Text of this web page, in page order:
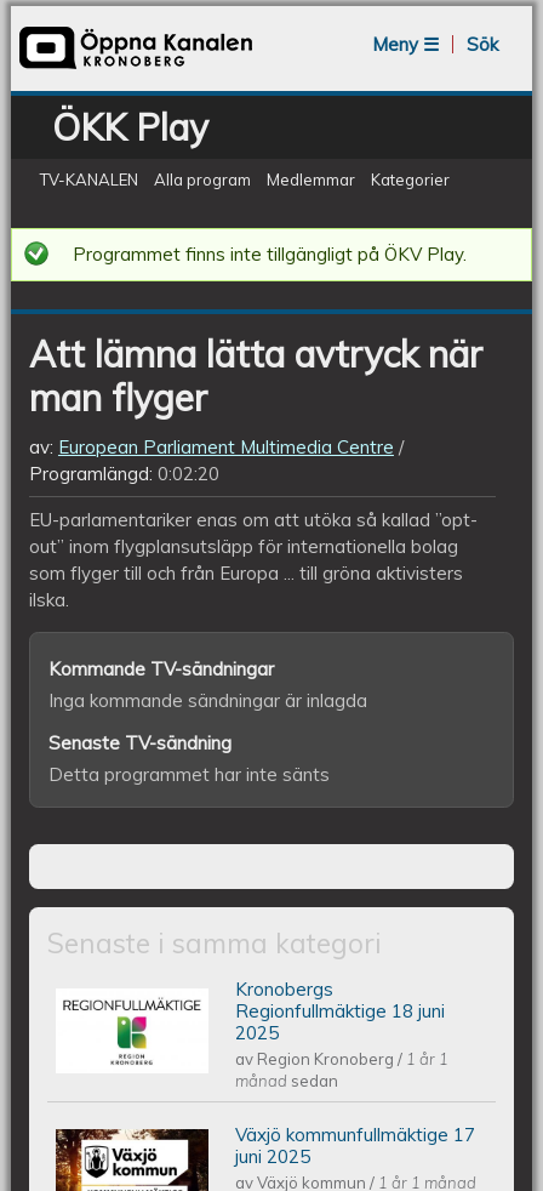
Meny ☰
Sök
ÖKK Play
TV-KANALEN Alla program Medlemmar Kategorier
Att
lämna
lätta
avtryck
när
man
flyger
Programmet finns inte tillgängligt på ÖKV Play.
Att lämna lätta avtryck när
man flyger
av: European Parliament Multimedia Centre
Programlängd: 0:02:20
EU-parlamentariker enas om att utöka så kallad ”opt-
out” inom flygplansutsläpp för internationella bolag
som flyger till och från Europa ... till gröna aktivisters
ilska.
Kommande TV-sändningar
Inga kommande sändningar är inlagda
Senaste TV-sändning
Detta programmet har inte sänts
Senaste i samma kategori
Kronobergs regionfullmäktige 18 juni
2025
Kronobergs
Regionfullmäktige 18 juni
2025
av Region Kronoberg/ 1 år 1
månad sedan
Växjös kommunfullmäktige 17 juni
Växjö kommunfullmäktige 17
juni 2025
avVäxjö kommun/ 1 år 1 månad